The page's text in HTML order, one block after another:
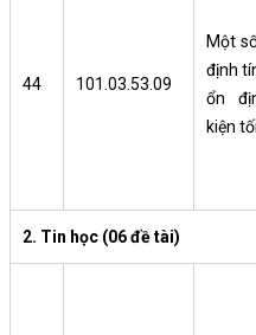
44 101.03.53.09
Một
định
ổn
kiện
2. Tin học (06 đề tài)